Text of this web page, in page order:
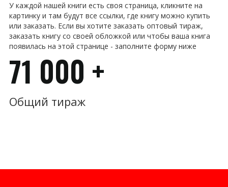
У каждой нашей книги есть своя страница, кликните на
картинку и там будут все ссылки, где книгу можно купить
или заказать. Если вы хотите заказать оптовый тираж,
заказать книгу со своей обложкой или чтобы ваша книга
появилась на этой странице - заполните форму ниже
71 000 +
Общий тираж